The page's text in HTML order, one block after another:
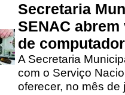
Secretaria
SENAC
de
A Secretaria
com o Serviço
oferecer, no mês de